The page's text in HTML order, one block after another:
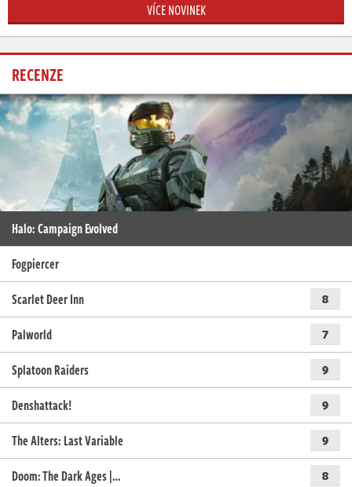
VÍCE NOVINEK
RECENZE
Halo: Campaign Evolved
Fogpiercer
Scarlet Deer Inn
8
Palworld 7
Splatoon Raiders 9
Denshattack! 9
The Alters: Last Variable 9
Doom: The Dark Ages |… 8